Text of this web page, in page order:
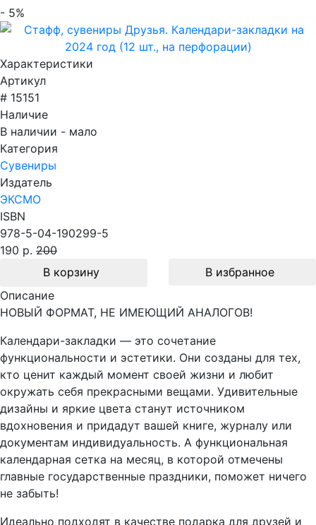
- 5%
Характеристики
Артикул
# 15151
Наличие
В наличии - мало
Категория
Сувениры
Издатель
ЭКСМО
ISBN
978-5-04-190299-5
190 р. 200
В корзину
В избранное
Описание
НОВЫЙ ФОРМАТ, НЕ ИМЕЮЩИЙ АНАЛОГОВ!
Календари-закладки — это сочетание
функциональности и эстетики. Они созданы для тех,
кто ценит каждый момент своей жизни и любит
окружать себя прекрасными вещами. Удивительные
дизайны и яркие цвета станут источником
вдохновения и придадут вашей книге, журналу или
документам индивидуальность. А функциональная
календарная сетка на месяц, в которой отмечены
главные государственные праздники, поможет ничего
не забыть!
Идеально подходят в качестве подарка для друзей и